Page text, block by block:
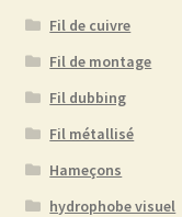
Fil de cuivre
Fil de montage
Fil dubbing
Fil métallisé
Hameçons
hydrophobe visuel